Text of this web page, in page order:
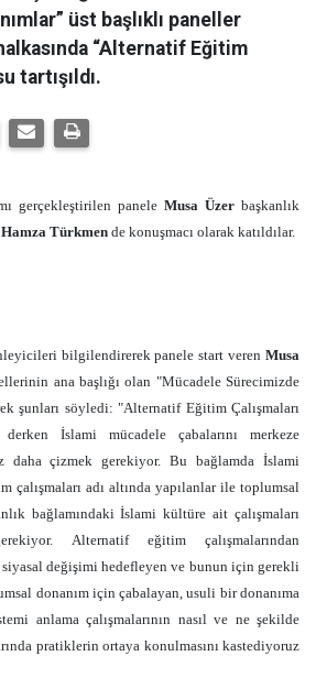
üst başlıklı paneller
“Alternatif Eğitim
tartışıldı.
gerçekleştirilen panele Musa Üzer başkanlık
Hamza Türkmen de konuşmacı olarak katıldılar.
bilgilendirerek panele start veren Musa
ana başlığı olan "Mücadele Sürecimizde
şunları söyledi: "Alternatif Eğitim Çalışmaları
İslami mücadele çabalarını merkeze
daha çizmek gerekiyor. Bu bağlamda İslami
çalışmaları adı altında yapılanlar ile toplumsal
bağlamındaki İslami kültüre ait çalışmaları
Alternatif eğitim çalışmalarından
değişimi hedefleyen ve bunun için gerekli
donanım için çabalayan, usuli bir donanıma
anlama çalışmalarının nasıl ve ne şekilde
pratiklerin ortaya konulmasını kastediyoruz